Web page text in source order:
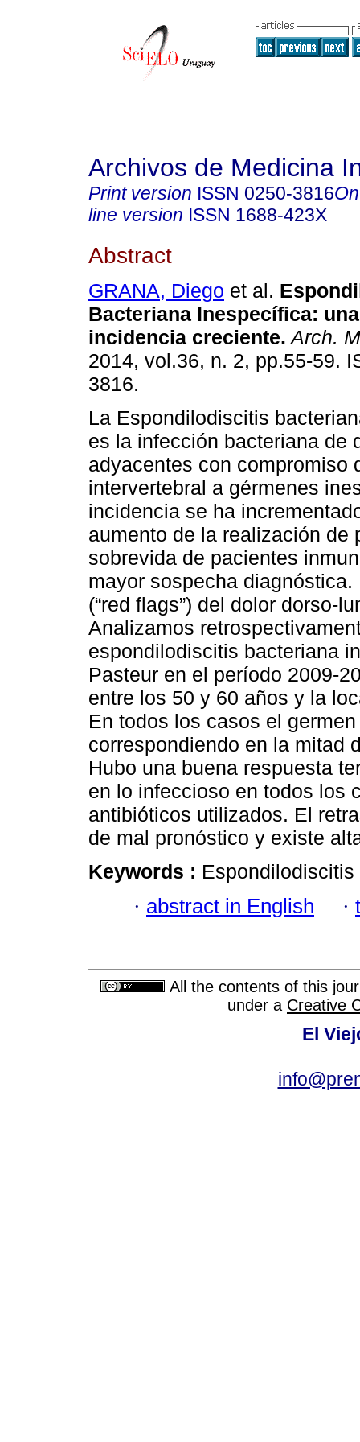
Archivos de Medicina
Print version ISSN 0250-3816
line version ISSN 1688-423X
Abstract
GRANA, Diego et al.
Bacteriana Inespecífica:
incidencia creciente. Arch.
2014, vol.36, n. 2, pp.55-59.
3816.
La Espondilodiscitis
es la infección bacteriana de
adyacentes con compromiso
intervertebral a gérmenes
incidencia se ha
aumento de la realización de
sobrevida de pacientes
mayor sospecha
(“red flags”) del dolor dorso-
Analizamos
espondilodiscitis bacteriana
Pasteur en el período 2009-
entre los 50 y 60 años y la
En todos los casos el
correspondiendo en la mitad
Hubo una buena respuesta
en lo infeccioso en todos los
antibióticos utilizados. El
de mal pronóstico y existe
Keywords :
· abstract in English ·
All the contents of this
under a Creative
El